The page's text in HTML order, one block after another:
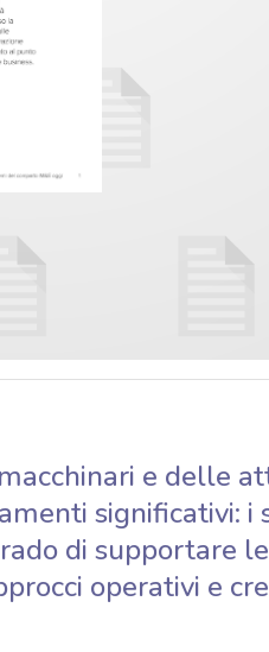
e delle
significativi: i
di supportare
operativi e